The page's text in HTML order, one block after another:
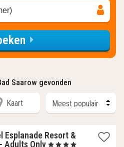
Saarow gevonden
Kaart
Esplanade Resort &
Adults Only 1
, 4 Sterren